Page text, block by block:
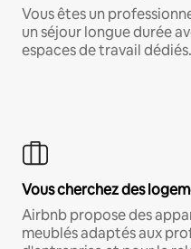
Vous êtes un
un séjour longue durée
espaces de travail dédiés.
Vous cherchez des
Airbnb propose des
meublés adaptés aux